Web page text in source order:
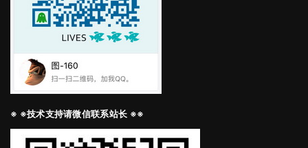
※ ※技术支持请微信联系站长 ※※